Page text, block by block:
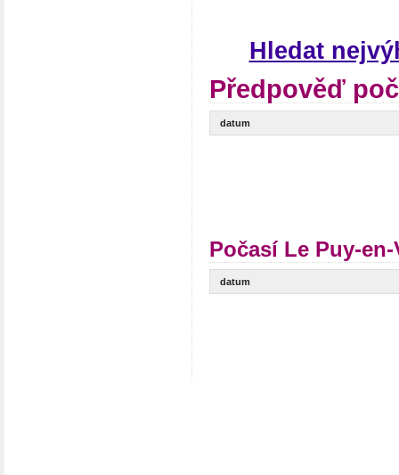
Hledat
Předpověď
datum
Počasí Le Puy-
datum